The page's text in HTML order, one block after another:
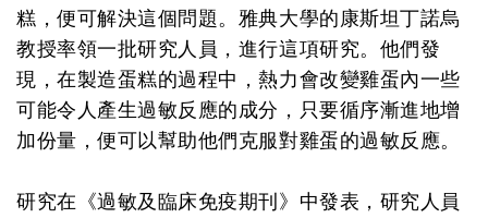
糕，便可解決這個問題。雅典大學的康斯坦丁諾烏
教授率領一批研究人員，進行這項研究。他們發
現，在製造蛋糕的過程中，熱力會改變雞蛋內一些
可能令人產生過敏反應的成分，只要循序漸進地增
加份量，便可以幫助他們克服對雞蛋的過敏反應。
研究在《過敏及臨床免疫期刊》中發表，研究人員